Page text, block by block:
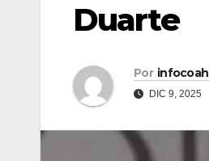
Duarte
Por infocoah
DIC 9, 2025